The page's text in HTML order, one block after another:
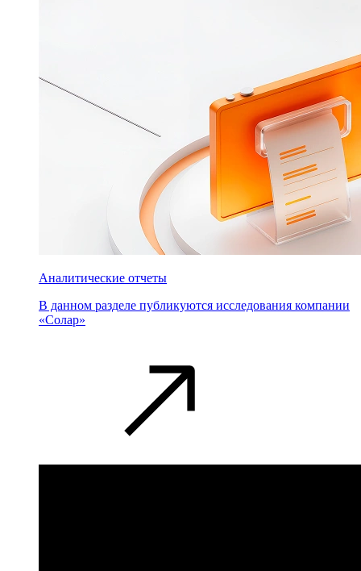
Аналитические отчеты
В данном разделе публикуются исследования компании
«Солар»